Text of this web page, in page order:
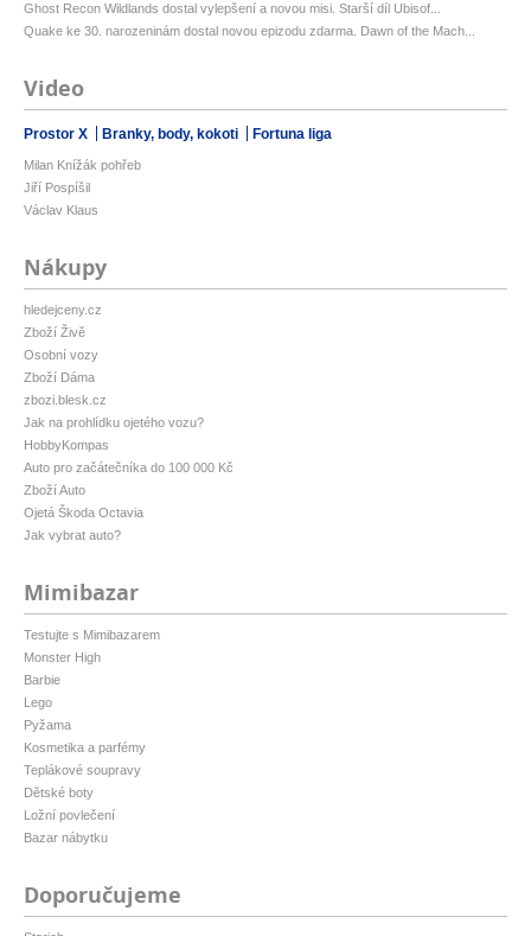
Ghost Recon Wildlands dostal vylepšení a novou misi. Starší díl Ubisof...
Quake ke 30. narozeninám dostal novou epizodu zdarma. Dawn of the Mach...
Video
Prostor X Branky, body, kokoti Fortuna liga
Milan Knížák pohřeb
Jiří Pospíšil
Václav Klaus
Nákupy
hledejceny.cz
Zboží Živě
Osobní vozy
Zboží Dáma
zbozi.blesk.cz
Jak na prohlídku ojetého vozu?
HobbyKompas
Auto pro začátečníka do 100 000 Kč
Zboží Auto
Ojetá Škoda Octavia
Jak vybrat auto?
Mimibazar
Testujte s Mimibazarem
Monster High
Barbie
Lego
Pyžama
Kosmetika a parfémy
Teplákové soupravy
Dětské boty
Ložní povlečení
Bazar nábytku
Doporučujeme